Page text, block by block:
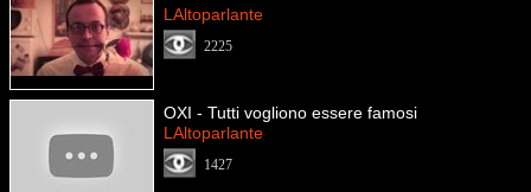
LAltoparlante
2225
OXI - Tutti vogliono essere famosi
LAltoparlante
1427